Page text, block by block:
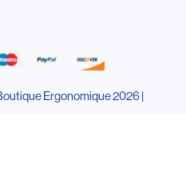
Ergonomique 2026 |